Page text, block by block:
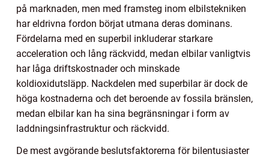
på marknaden, men med framsteg inom elbilstekniken
har eldrivna fordon börjat utmana deras dominans.
Fördelarna med en superbil inkluderar starkare
acceleration och lång räckvidd, medan elbilar vanligtvis
har låga driftskostnader och minskade
koldioxidutsläpp. Nackdelen med superbilar är dock de
höga kostnaderna och det beroende av fossila bränslen,
medan elbilar kan ha sina begränsningar i form av
laddningsinfrastruktur och räckvidd.
De mest avgörande beslutsfaktorerna för bilentusiaster